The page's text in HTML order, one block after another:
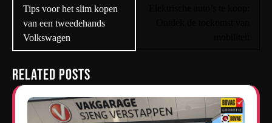
navigatie
Tips voor het slim kopen
van een tweedehands
Volkswagen
Related Posts